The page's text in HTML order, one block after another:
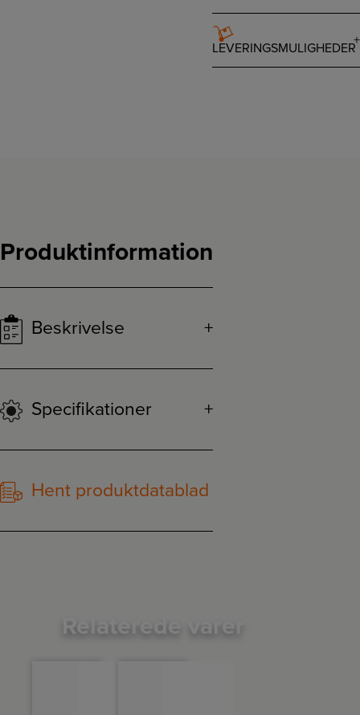
LEVERINGSMULIGHEDER
Produktinformation
Beskrivelse
Specifikationer
Hent produktdatablad
Relaterede varer